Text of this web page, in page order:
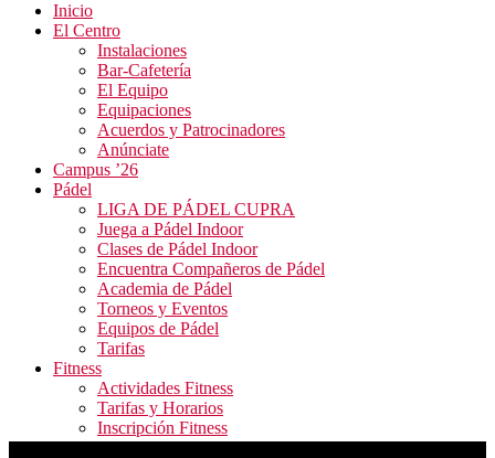
Inicio
El Centro
Instalaciones
Bar-Cafetería
El Equipo
Equipaciones
Acuerdos y Patrocinadores
Anúnciate
Campus ’26
Pádel
LIGA DE PÁDEL CUPRA
Juega a Pádel Indoor
Clases de Pádel Indoor
Encuentra Compañeros de Pádel
Academia de Pádel
Torneos y Eventos
Equipos de Pádel
Tarifas
Fitness
Actividades Fitness
Tarifas y Horarios
Inscripción Fitness
Blog